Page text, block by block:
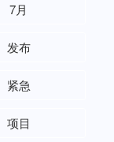
7月
发布
紧急
项目